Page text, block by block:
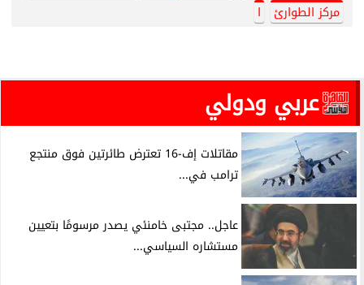
مركز الطوارئ
ا
عربي ودولي
مقاتلات إف-16 تعترض طائرتين فوق منتجع
ترامب في...
عاجل.. مجتبى خامنئي يصدر مرسومًا بتعيين
مستشاره السياسي...